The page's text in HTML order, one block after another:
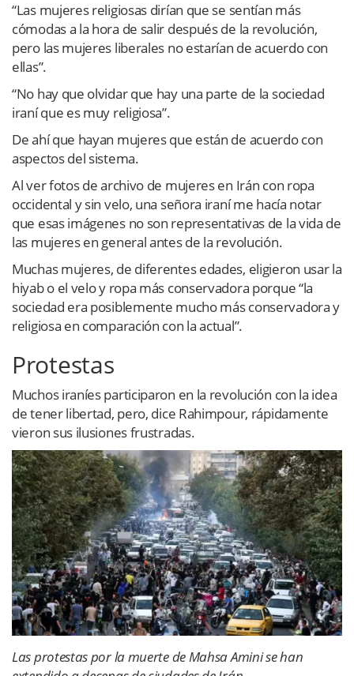
“Las mujeres religiosas dirían que se sentían más
cómodas a la hora de salir después de la revolución,
pero las mujeres liberales no estarían de acuerdo con
ellas”.
“No hay que olvidar que hay una parte de la sociedad
iraní que es muy religiosa”.
De ahí que hayan mujeres que están de acuerdo con
aspectos del sistema.
Al ver fotos de archivo de mujeres en Irán con ropa
occidental y sin velo, una señora iraní me hacía notar
que esas imágenes no son representativas de la vida de
las mujeres en general antes de la revolución.
Muchas mujeres, de diferentes edades, eligieron usar la
hiyab o el velo y ropa más conservadora porque “la
sociedad era posiblemente mucho más conservadora y
religiosa en comparación con la actual”.
Protestas
Muchos iraníes participaron en la revolución con la idea
de tener libertad, pero, dice Rahimpour, rápidamente
vieron sus ilusiones frustradas.
Las protestas por la muerte de Mahsa Amini se han